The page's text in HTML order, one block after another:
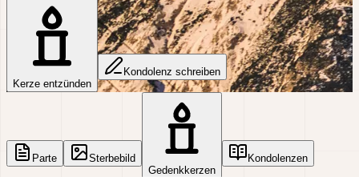
Kerze entzünden
Kondolenz schreiben
Parte
Sterbebild
Gedenkkerzen
Kondolenzen